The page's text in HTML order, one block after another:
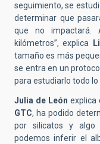
seguimiento, se
determinar que
que no impactará.
kilómetros”, explica
tamaño es más
se entra en un
para estudiarlo todo lo
Julia de León explica
GTC, ha podido
por silicatos y algo
podemos inferir el